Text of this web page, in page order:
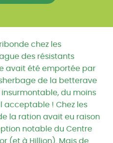
chez les
des résistants
avait été emportée par
de la betterave
du moins
acceptable ! Chez les
la ration avait eu raison
notable du Centre
(et à Hillion). Mais de